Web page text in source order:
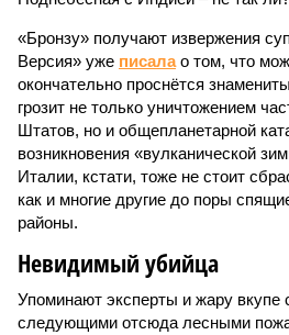
«Бронзу» получают извержения
Версия» уже писалао том, что
окончательно проснётся
грозит не только уничтожением
Штатов, но и общепланетарной
возникновения «вулканической
Италии, кстати, тоже не стоит
как и многие другие до поры
районы.
Невидимый убийца
Упоминают эксперты и жару вкупе
следующими отсюда лесными